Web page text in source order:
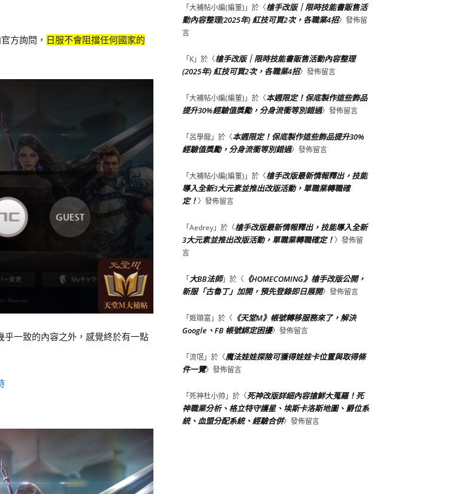
方詢問， 日服不會阻擋任何國家的
一致的內容之外，感覺終於有一點
「大補帖小編(編董) 」於〈槍手改版｜限時技能書販售活
動內容整理(2025年) 紅技可買2次，各職業4招〉發佈留
言
「K」於〈槍手改版｜限時技能書販售活動內容整理
(2025年) 紅技可買2次，各職業4招〉發佈留言
「大補帖小編(編董) 」於〈本週限定！保底製作這些飾品
提升30%經驗值獎勵，分身流衝等別錯過〉發佈留言
「呂學龍」於〈本週限定！保底製作這些飾品提升30%
經驗值獎勵，分身流衝等別錯過〉發佈留言
「大補帖小編(編董) 」於〈槍手改版最新情報釋出，技能
導入全新3大元素並推出改版活動，單職業轉職確
定！〉發佈留言
「Aedrey」於〈槍手改版最新情報釋出，技能導入全新
3大元素並推出改版活動，單職業轉職確定！〉發佈留
言
「大BB法師」於〈 《HOMECOMING》槍手改版公開，
新服「古魯丁」加開，預先登錄即日展開〉發佈留言
「姬順富 」於〈 《天堂M》帳號轉移服務來了，解決
Google、FB 帳號綁定困擾〉發佈留言
「流氓」於〈魔法娃娃探險可獲得娃娃卡位置與取得條
件一覽〉發佈留言
「死神杜小帅 」於〈死神改版詳細內容搶鮮大蒐羅！死
神職業分析、格立特守護星、埃斯卡洛斯地圖、爵位系
統、血盟分配系統、經驗合併〉發佈留言